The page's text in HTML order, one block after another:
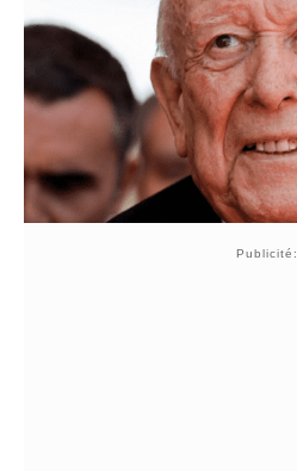
Publicité: